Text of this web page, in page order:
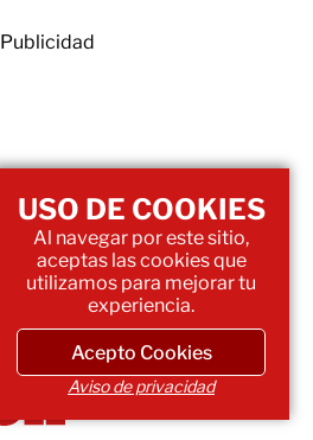
Publicidad
USO DE COOKIES
Al navegar por este sitio,
aceptas las cookies que
utilizamos para mejorar tu
experiencia.
Acepto Cookies
Aviso de privacidad